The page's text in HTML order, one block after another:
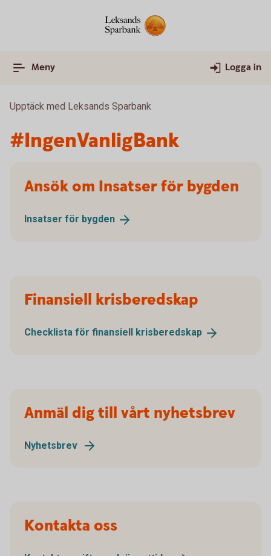
Meny Logga in
Upptäck med Leksands Sparbank
#IngenVanligBank
Ansök om Insatser för bygden
Insatser för bygden
Finansiell krisberedskap
Checklista för finansiell krisberedskap
Anmäl dig till vårt nyhetsbrev
Nyhetsbrev
Kontakta oss